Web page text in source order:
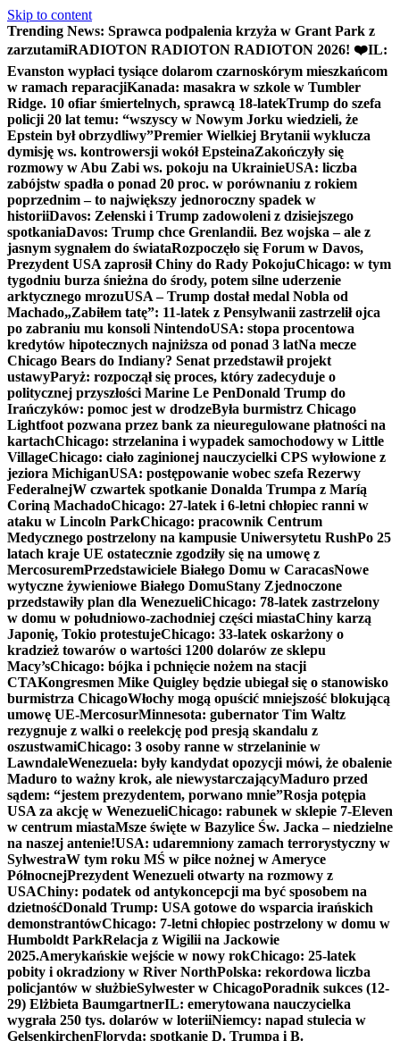
Skip to content
Trending News: Sprawca podpalenia krzyża w Grant Park z
zarzutamiRADIOTON RADIOTON RADIOTON 2026! ❤️IL:
Evanston wypłaci tysiące dolarom czarnoskórym mieszkańcom
w ramach reparacjiKanada: masakra w szkole w Tumbler
Ridge. 10 ofiar śmiertelnych, sprawcą 18-latekTrump do szefa
policji 20 lat temu: “wszyscy w Nowym Jorku wiedzieli, że
Epstein był obrzydliwy”Premier Wielkiej Brytanii wyklucza
dymisję ws. kontrowersji wokół EpsteinaZakończyły się
rozmowy w Abu Zabi ws. pokoju na UkrainieUSA: liczba
zabójstw spadła o ponad 20 proc. w porównaniu z rokiem
poprzednim – to największy jednoroczny spadek w
historiiDavos: Zełenski i Trump zadowoleni z dzisiejszego
spotkaniaDavos: Trump chce Grenlandii. Bez wojska – ale z
jasnym sygnałem do świataRozpoczęło się Forum w Davos,
Prezydent USA zaprosił Chiny do Rady PokojuChicago: w tym
tygodniu burza śnieżna do środy, potem silne uderzenie
arktycznego mrozuUSA – Trump dostał medal Nobla od
Machado„Zabiłem tatę”: 11-latek z Pensylwanii zastrzelił ojca
po zabraniu mu konsoli NintendoUSA: stopa procentowa
kredytów hipotecznych najniższa od ponad 3 latNa mecze
Chicago Bears do Indiany? Senat przedstawił projekt
ustawyParyż: rozpoczął się proces, który zadecyduje o
politycznej przyszłości Marine Le PenDonald Trump do
Irańczyków: pomoc jest w drodzeByła burmistrz Chicago
Lightfoot pozwana przez bank za nieuregulowane płatności na
kartachChicago: strzelanina i wypadek samochodowy w Little
VillageChicago: ciało zaginionej nauczycielki CPS wyłowione z
jeziora MichiganUSA: postępowanie wobec szefa Rezerwy
FederalnejW czwartek spotkanie Donalda Trumpa z Maríą
Coriną MachadoChicago: 27-latek i 6-letni chłopiec ranni w
ataku w Lincoln ParkChicago: pracownik Centrum
Medycznego postrzelony na kampusie Uniwersytetu RushPo 25
latach kraje UE ostatecznie zgodziły się na umowę z
MercosuremPrzedstawiciele Białego Domu w CaracasNowe
wytyczne żywieniowe Białego DomuStany Zjednoczone
przedstawiły plan dla WenezueliChicago: 78-latek zastrzelony
w domu w południowo-zachodniej części miastaChiny karzą
Japonię, Tokio protestujeChicago: 33-latek oskarżony o
kradzież towarów o wartości 1200 dolarów ze sklepu
Macy’sChicago: bójka i pchnięcie nożem na stacji
CTAKongresmen Mike Quigley będzie ubiegał się o stanowisko
burmistrza ChicagoWłochy mogą opuścić mniejszość blokującą
umowę UE-MercosurMinnesota: gubernator Tim Waltz
rezygnuje z walki o reelekcję pod presją skandalu z
oszustwamiChicago: 3 osoby ranne w strzelaninie w
LawndaleWenezuela: były kandydat opozycji mówi, że obalenie
Maduro to ważny krok, ale niewystarczającyMaduro przed
sądem: “jestem prezydentem, porwano mnie”Rosja potępia
USA za akcję w WenezueliChicago: rabunek w sklepie 7-Eleven
w centrum miastaMsze święte w Bazylice Św. Jacka – niedzielne
na naszej antenie!USA: udaremniony zamach terrorystyczny w
SylwestraW tym roku MŚ w piłce nożnej w Ameryce
PółnocnejPrezydent Wenezueli otwarty na rozmowy z
USAChiny: podatek od antykoncepcji ma być sposobem na
dzietnośćDonald Trump: USA gotowe do wsparcia irańskich
demonstrantówChicago: 7-letni chłopiec postrzelony w domu w
Humboldt ParkRelacja z Wigilii na Jackowie
2025.Amerykańskie wejście w nowy rokChicago: 25-latek
pobity i okradziony w River NorthPolska: rekordowa liczba
policjantów w służbieSylwester w ChicagoPoradnik sukces (12-
29) Elżbieta BaumgartnerIL: emerytowana nauczycielka
wygrała 250 tys. dolarów w loteriiNiemcy: napad stulecia w
GelsenkirchenFloryda: spotkanie D. Trumpa i B.